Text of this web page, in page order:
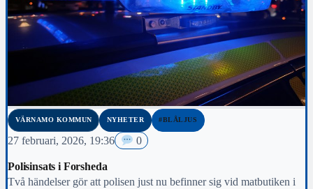
VÄRNAMO KOMMUN NYHETER #BLÅLJUS
27 februari, 2026, 19:36 0
Polisinsats i Forsheda
Två händelser gör att polisen just nu befinner sig vid matbutiken i